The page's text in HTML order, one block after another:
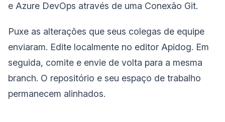
e Azure DevOps através de uma Conexão Git.
Puxe as alterações que seus colegas de equipe
enviaram. Edite localmente no editor Apidog. Em
seguida, comite e envie de volta para a mesma
branch. O repositório e seu espaço de trabalho
permanecem alinhados.